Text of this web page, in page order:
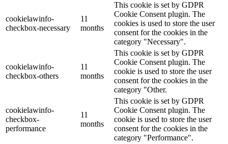
cookielawinfo-
checkbox-necessary
11
months
This cookie is set by GDPR
Cookie Consent plugin. The
cookies is used to store the user
consent for the cookies in the
category "Necessary".
cookielawinfo-
checkbox-others
11
months
This cookie is set by GDPR
Cookie Consent plugin. The
cookie is used to store the user
consent for the cookies in the
category "Other.
cookielawinfo-
checkbox-
performance
11
months
This cookie is set by GDPR
Cookie Consent plugin. The
cookie is used to store the user
consent for the cookies in the
category "Performance".